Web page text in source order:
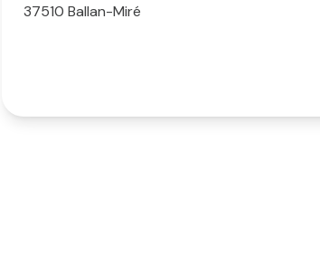
37510 Ballan-Miré